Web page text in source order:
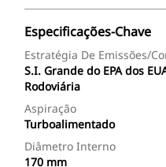
Especificações-Chave
Estratégia De Emissões/
S.I. Grande do EPA dos
Rodoviária
Aspiração
Turboalimentado
Diâmetro Interno
170 mm